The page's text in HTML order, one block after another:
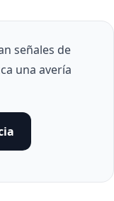
señales de
una avería